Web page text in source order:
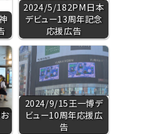
2024/5/182PM日本
デビュー13周年記念
応援広告
2024/9/15王一博デ
ビュー10周年応援広
告